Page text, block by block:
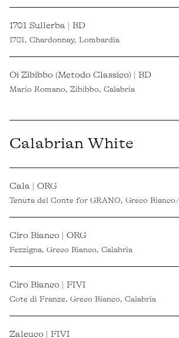
1701 Sullerba | BD
1701, Chardonnay, Lombardia
Oi Zibibbo (Metodo Classico) | BD
Mario Romano, Zibibbo, Calabria
Calabrian White
Cala | ORG
Tenuta del Conte for GRANO, Greco
Ciro Bianco | ORG
Fezzigna, Greco Bianco, Calabria
Ciro Bianco | FIVI
Cote di Franze, Greco Bianco, Calabria
Zaleuco | FIVI